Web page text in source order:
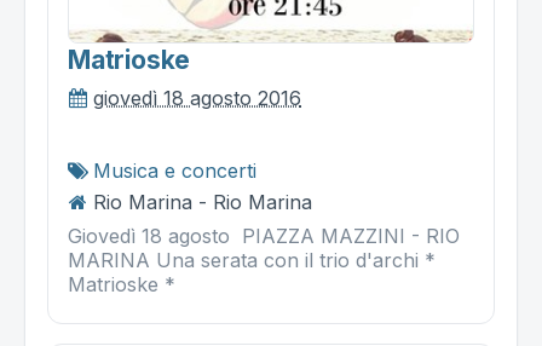
Matrioske
giovedì 18 agosto 2016
Musica e concerti
Rio Marina - Rio Marina
Giovedì 18 agosto PIAZZA MAZZINI - RIO
MARINA Una serata con il trio d'archi *
Matrioske *